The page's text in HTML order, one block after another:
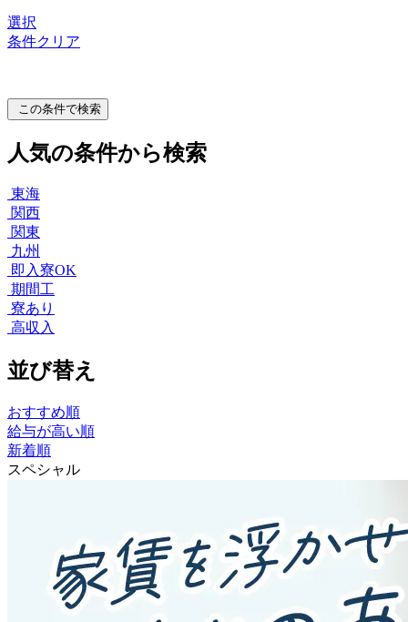
選択
条件クリア
この条件で検索
人気の条件から検索
東海
関西
関東
九州
即入寮OK
期間工
寮あり
高収入
並び替え
おすすめ順
給与が高い順
新着順
スペシャル